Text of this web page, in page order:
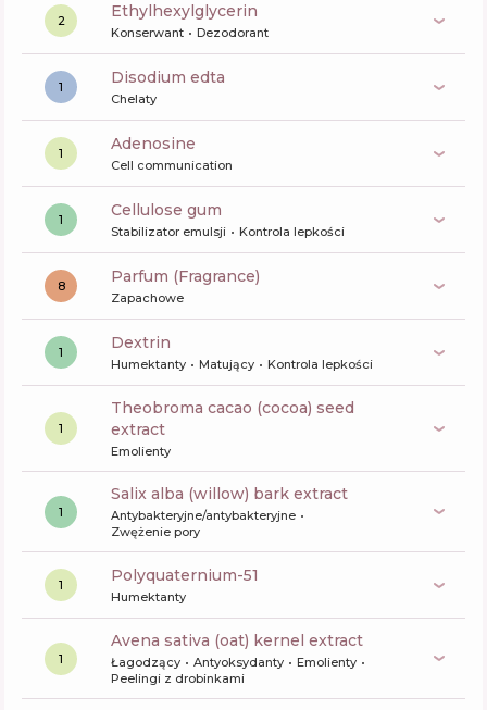
2 ethylhexylglycerin
Konserwant Dezodorant
1 disodium edta
Chelaty
1 Adenosine
Cell communication
1 cellulose gum
Stabilizator emulsji Kontrola lepkości
8 Parfum (Fragrance)
Zapachowe
1 dextrin
Humektanty Matujący Kontrola lepkości
1
theobroma cacao (cocoa) seed
extract
Emolienty
1
salix alba (willow) bark extract
Antybakteryjne/antybakteryjne
Zwężenie pory
1 polyquaternium-51
Humektanty
1
avena sativa (oat) kernel extract
Łagodzący Antyoksydanty
Emolienty
Peelingi z drobinkami